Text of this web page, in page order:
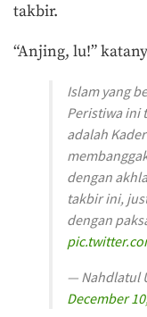
takbir.
“Anjing, lu!”
Islam yang
Peristiwa ini
adalah
dengan
takbir ini,
dengan
— Nahdlatul
December